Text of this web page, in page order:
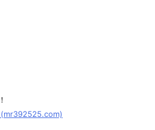
(mr392525.com)